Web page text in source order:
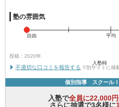
入塾時
塾の雰囲気
自由 平均
投稿：2020年
不適切な口コミを報告する ※別サイトに移
個別指導 スクール
入塾で全員に22,000
さらに抽選で3名様に